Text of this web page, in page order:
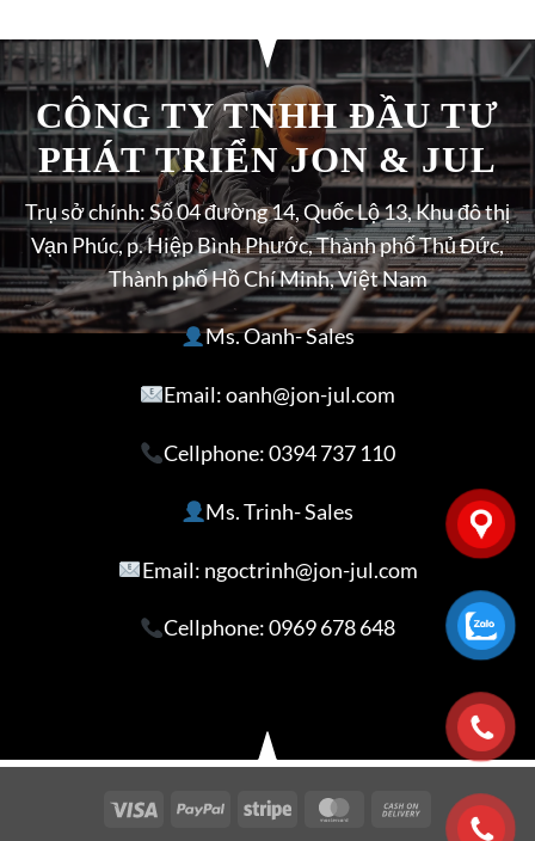
CÔNG TY TNHH ĐẦU TƯ
PHÁT TRIỂN JON & JUL
Trụ sở chính: Số 04 đường 14, Quốc Lộ 13, Khu đô thị
Vạn Phúc, p. Hiệp Bình Phước, Thành phố Thủ Đức,
Thành phố Hồ Chí Minh, Việt Nam
Ms. Oanh- Sales
Email: oanh@jon-jul.com
Cellphone:0394 737 110
Ms. Trinh- Sales
Email: ngoctrinh@jon-jul.com
Cellphone:0969 678 648
Visa PayPal Stripe MasterCardCash
On